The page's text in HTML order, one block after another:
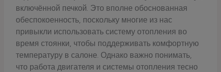
включённой печкой. Это вполне обоснованная
обеспокоенность, поскольку многие из нас
привыкли использовать систему отопления во
время стоянки, чтобы поддерживать комфортную
температуру в салоне. Однако важно понимать,
что работа двигателя и системы отопления тесно